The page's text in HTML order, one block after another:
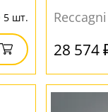
5 шт.
28 574